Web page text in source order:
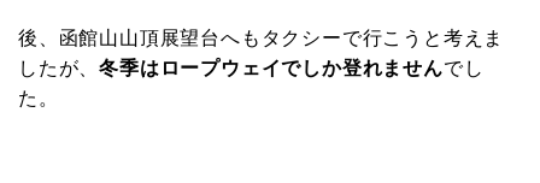
後、函館山山頂展望台へもタクシーで行こうと考えま
したが、冬季はロープウェイでしか登れませんでし
た。